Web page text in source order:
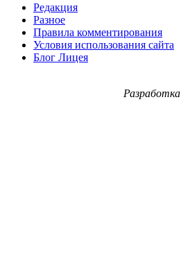
Редакция
Разное
Правила комментирования
Условия использования сайта
Блог Лицея
Разработка